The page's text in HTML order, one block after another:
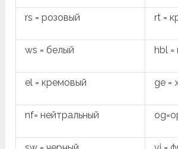
rs = розовый rt =
ws = белый hbl =
el = кремовый ge =
nf= нейтральный